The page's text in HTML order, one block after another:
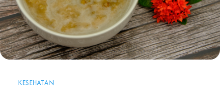
KESEHATAN